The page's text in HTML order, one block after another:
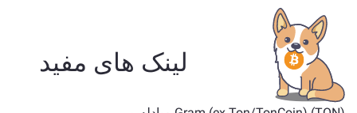
آیا یک استیبل‌کوین، توکن کاربردی، سکه حکومتی یا هر نوع
دیگری است. جایگزین‌های رایج شامل سایر ارزهای دیجیتال
با موارد استفاده یا موقعیت‌های بازار مشابه هستند. همه
دارایی‌های موجود برای تبادل را در صفحه اصلی تبادل
لینک های مفید